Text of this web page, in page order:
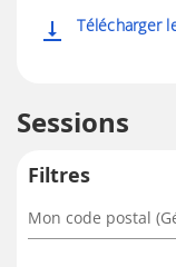
vertical_align_bottom Télécharger
Sessions
Filtres
Mon code postal